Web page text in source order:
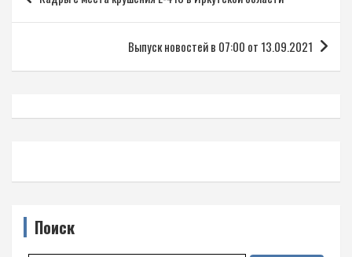
по
Выпуск новостей в 07:00 от 13.09.2021
Поиск